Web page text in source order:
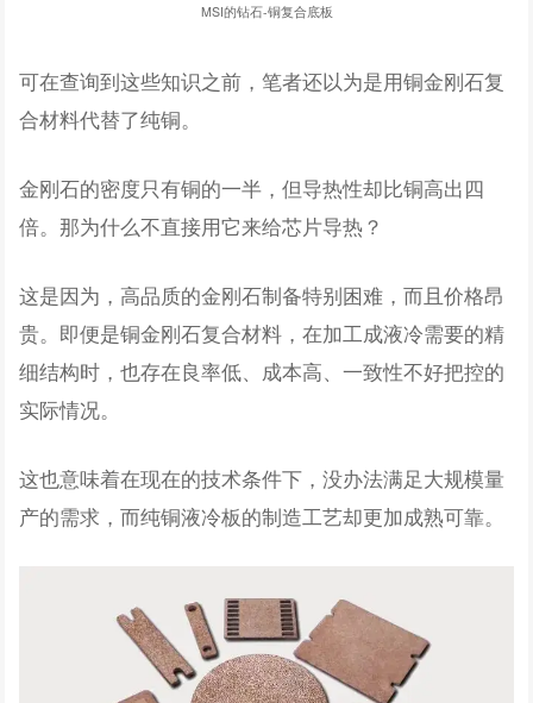
MSI的钻石-铜复合底板
可在查询到这些知识之前，笔者还以为是用铜金刚石复
合材料代替了纯铜。
金刚石的密度只有铜的一半，但导热性却比铜高出四
倍。那为什么不直接用它来给芯片导热？
这是因为，高品质的金刚石制备特别困难，而且价格昂
贵。即便是铜金刚石复合材料，在加工成液冷需要的精
细结构时，也存在良率低、成本高、一致性不好把控的
实际情况。
这也意味着在现在的技术条件下，没办法满足大规模量
产的需求，而纯铜液冷板的制造工艺却更加成熟可靠。